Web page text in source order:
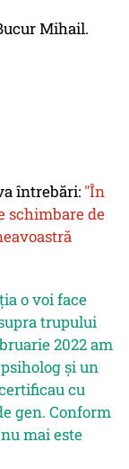
Mihail.
întrebări: "În
schimbare de
o voi face
trupului
2022 am
și un
cu
gen. Conform
mai este